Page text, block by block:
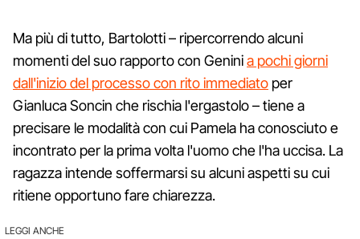
Ma più di tutto, Bartolotti – ripercorrendo alcuni
momenti del suo rapporto con Geninia pochi giorni
dall'inizio del processo con rito immediato per
Gianluca Soncin che rischia l'ergastolo – tiene a
precisare le modalità con cui Pamela ha conosciuto e
incontrato per la prima volta l'uomo che l'ha uccisa. La
ragazza intende soffermarsi su alcuni aspetti su cui
ritiene opportuno fare chiarezza.
LEGGI ANCHE